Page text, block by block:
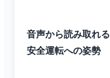
音声から読み取れる
安全運転への姿勢